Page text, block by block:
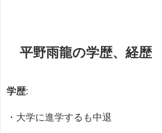
平野雨龍の学歴、経歴
学歴:
・大学に進学するも中退